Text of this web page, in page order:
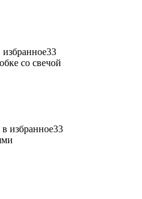
избранное33
со свечой
избранное33